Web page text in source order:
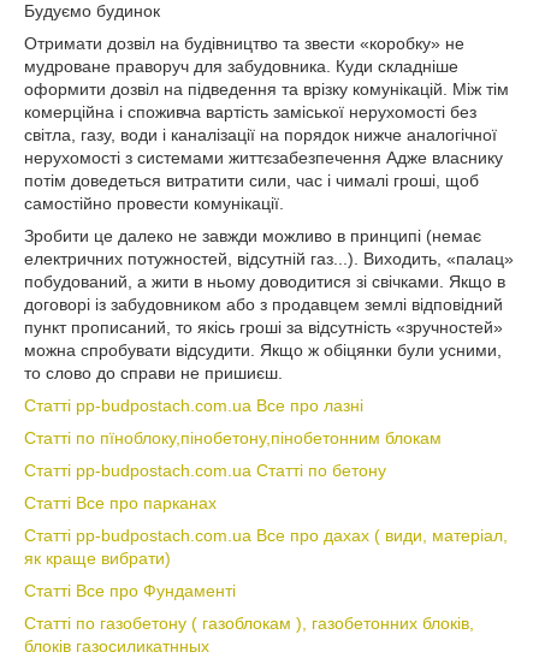
Будуємо будинок
Отримати дозвіл на будівництво та звести «коробку» не
мудроване праворуч для забудовника. Куди складніше
оформити дозвіл на підведення та врізку комунікацій. Між тім
комерційна і споживча вартість заміської нерухомості без
світла, газу, води і каналізації на порядок нижче аналогічної
нерухомості з системами життєзабезпечення Адже власнику
потім доведеться витратити сили, час і чималі гроші, щоб
самостійно провести комунікації.
Зробити це далеко не завжди можливо в принципі (немає
електричних потужностей, відсутній газ...). Виходить, «палац»
побудований, а жити в ньому доводитися зі свічками. Якщо в
договорі із забудовником або з продавцем землі відповідний
пункт прописаний, то якісь гроші за відсутність «зручностей»
можна спробувати відсудити. Якщо ж обіцянки були усними,
то слово до справи не пришиєш.
Статті pp-budpostach.com.ua Все про лазні
Статті по пїноблоку,пінобетону,пінобетонним блокам
Статті pp-budpostach.com.ua Статті по бетону
Статті Все про парканах
Статті pp-budpostach.com.ua Все про дахах ( види, матеріал,
як краще вибрати)
Статті Все про Фундаменті
Статті по газобетону ( газоблокам ), газобетонних блоків,
блоків газосиликатнных